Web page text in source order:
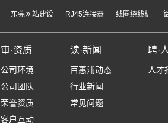
东莞网站建设 RJ45连接器 线圈绕线机
审·资质
公司环境
公司团队
荣誉资质
客户互动
读·新闻
百惠浦动态
行业新闻
常见问题
聘·
人才